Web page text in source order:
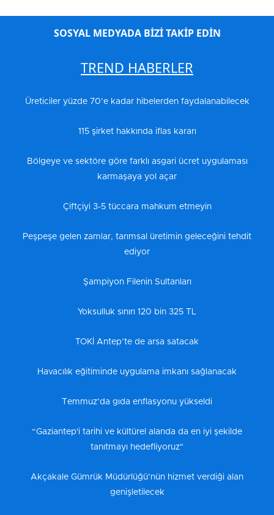
SOSYAL MEDYADA BİZİ TAKİP EDİN
TREND HABERLER
Üreticiler yüzde 70’e kadar hibelerden faydalanabilecek
115 şirket hakkında iflas kararı
Bölgeye ve sektöre göre farklı asgari ücret uygulaması
karmaşaya yol açar
Çiftçiyi 3-5 tüccara mahkum etmeyin
Peşpeşe gelen zamlar, tarımsal üretimin geleceğini tehdit
ediyor
Şampiyon Filenin Sultanları
Yoksulluk sınırı 120 bin 325 TL
TOKİ Antep’te de arsa satacak
Havacılık eğitiminde uygulama imkanı sağlanacak
Temmuz’da gıda enflasyonu yükseldi
“Gaziantep'i tarihi ve kültürel alanda da en iyi şekilde
tanıtmayı hedefliyoruz"
Akçakale Gümrük Müdürlüğü’nün hizmet verdiği alan
genişletilecek